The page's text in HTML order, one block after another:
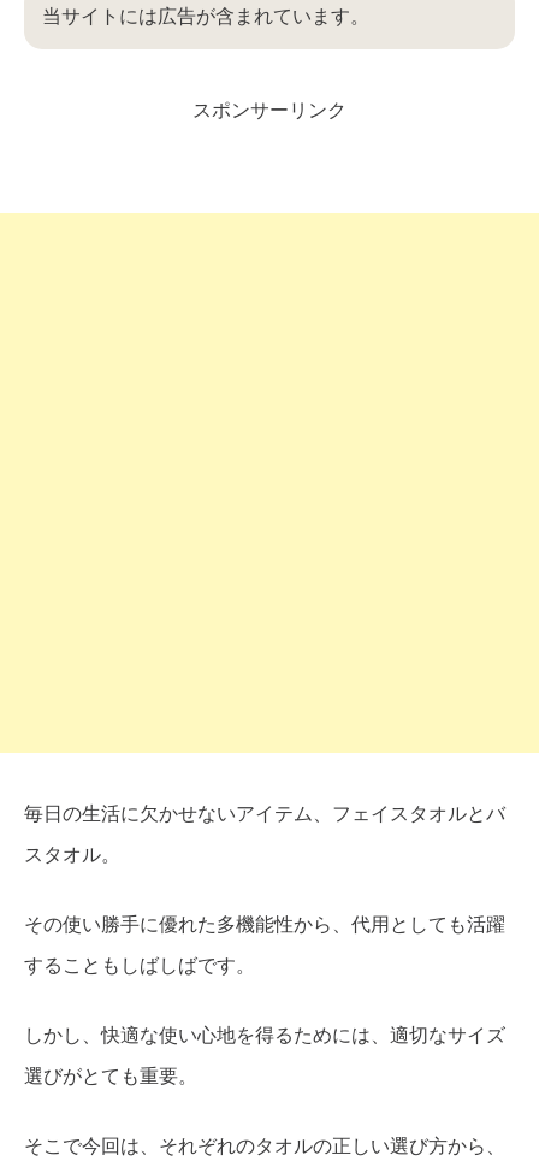
当サイトには広告が含まれています。
スポンサーリンク
毎日の生活に欠かせないアイテム、フェイスタオルとバ
スタオル。
その使い勝手に優れた多機能性から、代用としても活躍
することもしばしばです。
しかし、快適な使い心地を得るためには、適切なサイズ
選びがとても重要。
そこで今回は、それぞれのタオルの正しい選び方から、